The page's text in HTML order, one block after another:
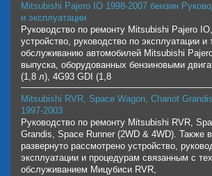
Mitsubishi Pajero IO 1998-2007 бензин
и эксплуатации
Руководство по ремонту Mitsubishi Pajero
устройство, руководство по эксплуатации и
обслуживанию автомобилей Mitsubishi Pajero
выпуска, оборудованных бензиновыми
(1,8 л), 4G93 GDI (1,8
Mitsubishi RVR, Space Wagon, Chariot
1997-2003
Руководство по ремонту Mitsubishi RVR,
Grandis, Space Runner (2WD & 4WD). Также
развернуто рассмотрено устройство,
эксплуатации и процедурам связанным с
обслуживанием Мицубиси RVR,